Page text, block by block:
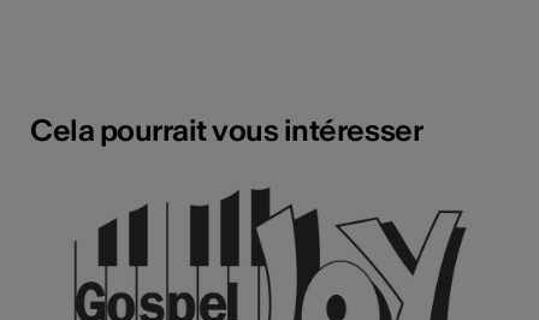
Cela pourrait vous intéresser